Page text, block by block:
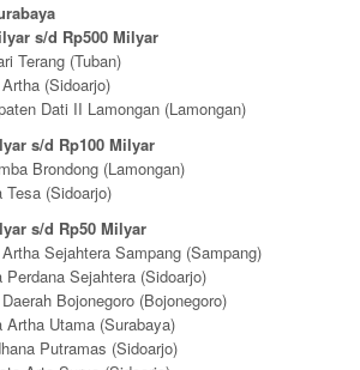
s/d Rp500 Milyar
Terang (Tuban)
(Sidoarjo)
Dati II Lamongan (Lamongan)
s/d Rp100 Milyar
Brondong (Lamongan)
Tesa (Sidoarjo)
s/d Rp50 Milyar
Sejahtera Sampang (Sampang)
Perdana Sejahtera (Sidoarjo)
Bojonegoro (Bojonegoro)
Artha Utama (Surabaya)
Putramas (Sidoarjo)